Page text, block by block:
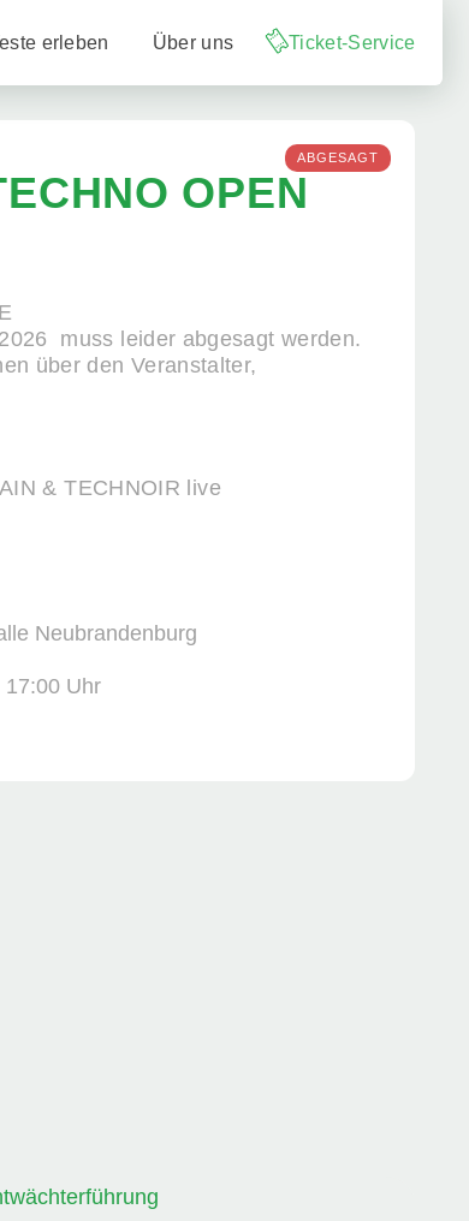
erleben Über uns Ticket-Service
ABGESAGT
OPEN
muss leider abgesagt werden.
über den Veranstalter,
& TECHNOIR live
Neubrandenburg
­17:00 Uhr